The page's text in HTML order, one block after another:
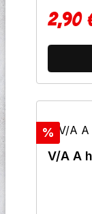
2,90
Rabatt
%
V/A A